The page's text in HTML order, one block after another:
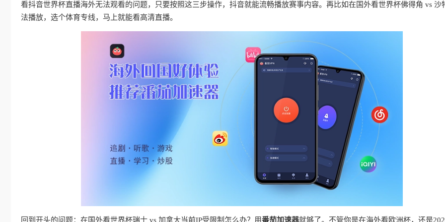
看抖音世界杯直播海外无法观看的问题，只要按照这三步操作，抖音就能流畅播放赛事内容。再比如在国外看世界杯佛得角 vs 沙
法播放，选个体育专线，马上就能看高清直播。
回到开头的问题：在国外看世界杯瑞士 vs 加拿大当前IP受限制怎么办？用番茄加速器就够了。不管你是在海外看欧洲杯，还是